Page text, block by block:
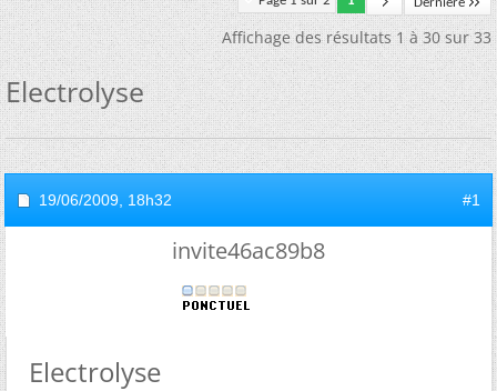
Affichage des résultats 1 à 30 sur 33
Electrolyse
19/06/2009, 18h32 #1
invite46ac89b8
Electrolyse